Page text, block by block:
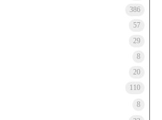
386
57
29
8
20
110
8